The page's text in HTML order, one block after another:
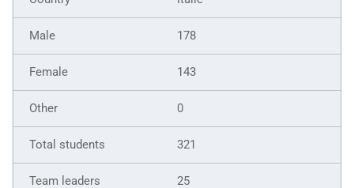
178
143
0
321
25